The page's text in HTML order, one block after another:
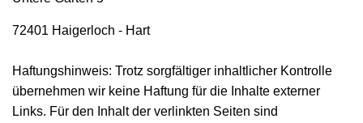
72401 Haigerloch - Hart
Haftungshinweis: Trotz sorgfältiger inhaltlicher Kontrolle
übernehmen wir keine Haftung für die Inhalte externer
Links. Für den Inhalt der verlinkten Seiten sind